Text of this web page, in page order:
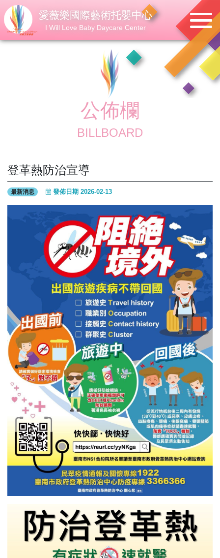
愛薇樂國際藝術托嬰中心
I Will Love Baby Daycare Center
公佈欄
BILLBOARD
登革熱防治宣導
最新消息 發佈日期 2026-02-13